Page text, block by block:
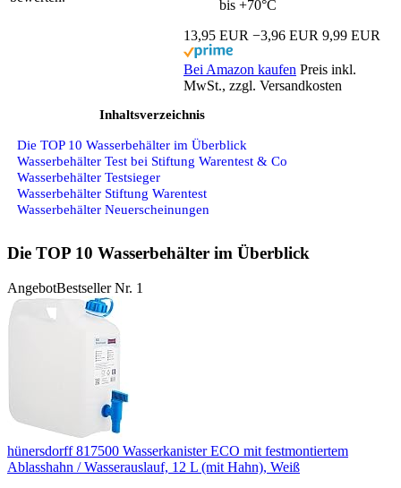
bis +70°C
13,95 EUR −3,96 EUR 9,99 EUR
Bei Amazon kaufen Preis inkl.
MwSt., zzgl. Versandkosten
Inhaltsverzeichnis
Die TOP 10 Wasserbehälter im Überblick
Wasserbehälter Test bei Stiftung Warentest & Co
Wasserbehälter Testsieger
Wasserbehälter Stiftung Warentest
Wasserbehälter Neuerscheinungen
Die TOP 10 Wasserbehälter im Überblick
AngebotBestseller Nr. 1
hünersdorff 817500 Wasserkanister ECO mit festmontiertem
Ablasshahn / Wasserauslauf, 12 L (mit Hahn), Weiß